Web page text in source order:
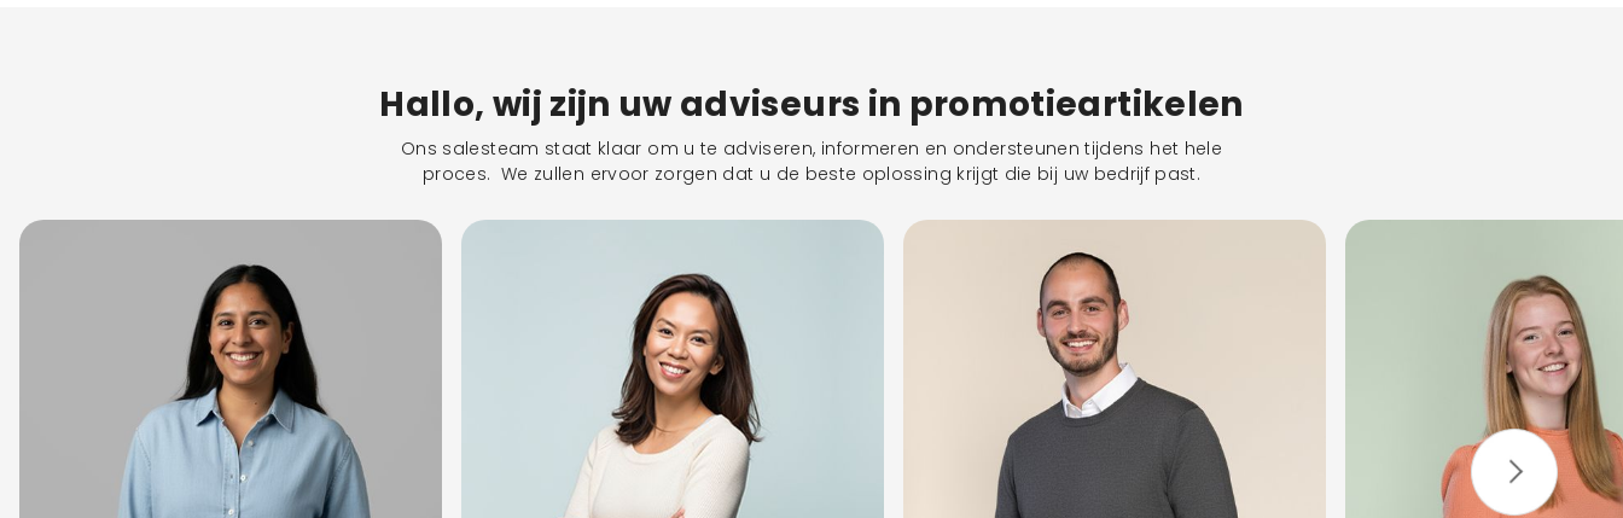
Hallo, wij zijn uw adviseurs in promotieartikelen
Ons salesteam staat klaar om u te adviseren, informeren en ondersteunen tijdens het hele
proces. We zullen ervoor zorgen dat u de beste oplossing krijgt die bij uw bedrijf past.